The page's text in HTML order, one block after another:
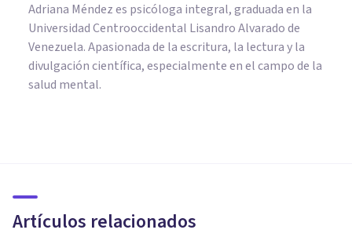
Adriana Méndez es psicóloga integral, graduada en la
Universidad Centrooccidental Lisandro Alvarado de
Venezuela. Apasionada de la escritura, la lectura y la
divulgación científica, especialmente en el campo de la
salud mental.
Artículos relacionados
reflexiones de Michel Foucault